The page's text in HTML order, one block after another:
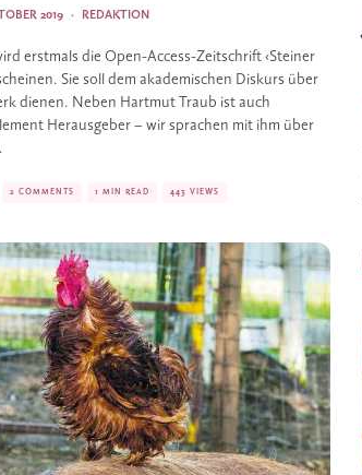
REDAKTION
·
2019
erstmals die Open-Access-Zeitschrift ‹Steiner
Sie soll dem akademischen Diskurs über
dienen. Neben Hartmut Traub ist auch
Herausgeber – wir sprachen mit ihm über
2 COMMENTS 1 MIN READ 443 VIEWS